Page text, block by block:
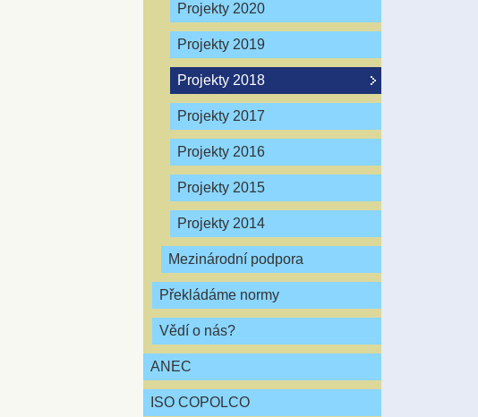
Projekty 2020
Projekty 2019
Projekty 2018
Projekty 2017
Projekty 2016
Projekty 2015
Projekty 2014
Mezinárodní podpora
Překládáme normy
Vědí o nás?
ANEC
ISO COPOLCO